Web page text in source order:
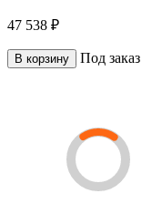
47 538 ₽
В корзину Под заказ